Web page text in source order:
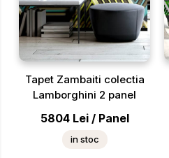
Tapet Zambaiti colectia
Lamborghini 2 panel
5804 Lei / Panel
in stoc